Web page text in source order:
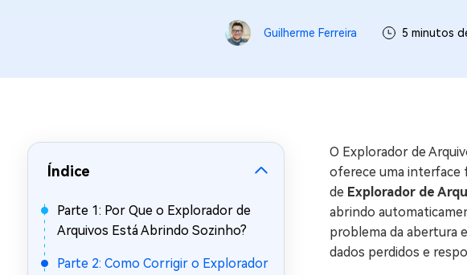
Guilherme Ferreira 5 minutos
Índice
Parte 1: Por Que o Explorador de
Arquivos Está Abrindo Sozinho?
Parte 2: Como Corrigir o Explorador
O Explorador de
oferece uma interface
de Explorador de
abrindo
problema da abertura
dados perdidos e